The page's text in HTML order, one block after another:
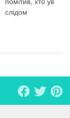
слідом